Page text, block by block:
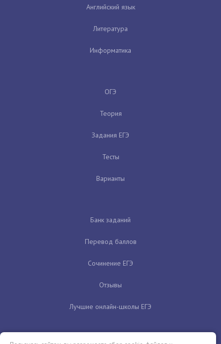
Английский язык
Литература
Информатика
ОГЭ
Теория
Задания ЕГЭ
Тесты
Варианты
Банк заданий
Перевод баллов
Сочинение ЕГЭ
Отзывы
Лучшие онлайн-школы ЕГЭ